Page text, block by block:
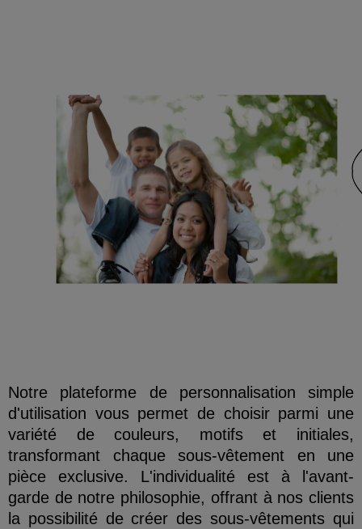
Notre plateforme de personnalisation simple
d'utilisation vous permet de choisir parmi une
variété de couleurs, motifs et initiales,
transformant chaque sous-vêtement en une
pièce exclusive. L'individualité est à l'avant-
garde de notre philosophie, offrant à nos clients
la possibilité de créer des sous-vêtements qui